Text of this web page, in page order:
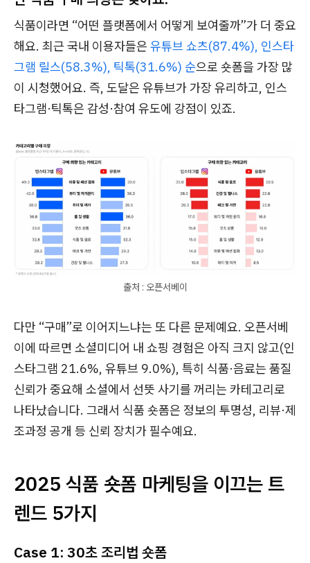
식품이라면 “어떤 플랫폼에서 어떻게 보여줄까”가 더 중요
해요. 최근 국내 이용자들은 유튜브 쇼츠(87.4%), 인스타
그램 릴스(58.3%), 틱톡(31.6%) 순으로 숏폼을 가장 많
이 시청했어요. 즉, 도달은 유튜브가 가장 유리하고, 인스
타그램·틱톡은 감성·참여 유도에 강점이 있죠.
출처 : 오픈서베이
다만 “구매”로 이어지느냐는 또 다른 문제예요. 오픈서베
이에 따르면 소셜미디어 내 쇼핑 경험은 아직 크지 않고(인
스타그램 21.6%, 유튜브 9.0%), 특히 식품·음료는 품질
신뢰가 중요해 소셜에서 선뜻 사기를 꺼리는 카테고리로
나타났습니다. 그래서 식품 숏폼은 정보의 투명성, 리뷰·제
조과정 공개 등 신뢰 장치가 필수예요.
2025 식품 숏폼 마케팅을 이끄는 트
렌드 5가지
Case 1: 30초 조리법 숏폼